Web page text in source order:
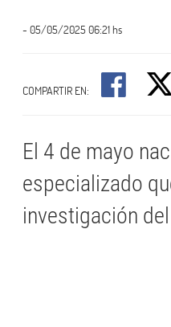
- 05/05/2025 06:21 hs
COMPARTIR EN:
El 4 de mayo
especializado
investigación